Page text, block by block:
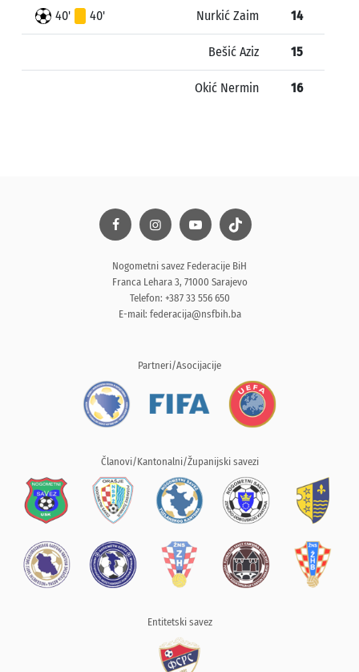
40' 40' Nurkić Zaim 14
Bešić Aziz 15
Okić Nermin 16
Nogometni savez Federacije BiH
Franca Lehara 3, 71000 Sarajevo
Telefon: +387 33 556 650
E-mail: federacija@nsfbih.ba
Partneri/Asocijacije
Članovi/Kantonalni/Županijski savezi
Entitetski savez